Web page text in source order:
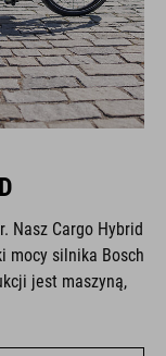
Nasz Cargo Hybrid
mocy silnika Bosch
jest maszyną,